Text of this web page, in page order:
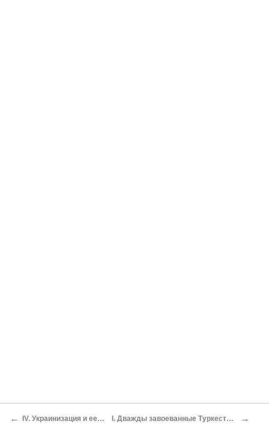
← IV. Украинизация и ее судьба I. Дважды завоеванные Туркестан и Кавказ →